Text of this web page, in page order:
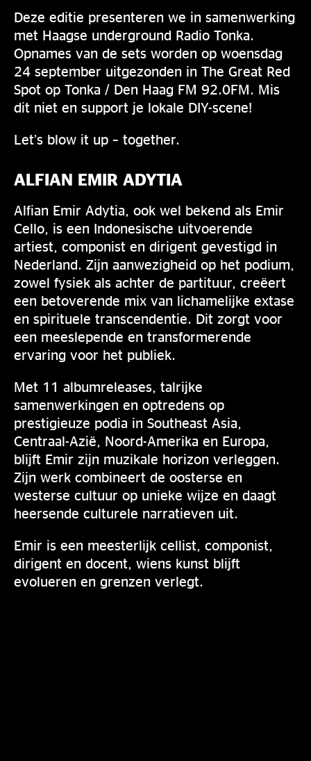
Deze editie presenteren we in samenwerking
met Haagse underground Radio Tonka.
Opnames van de sets worden op woensdag
24 september uitgezonden in The Great Red
Spot op Tonka / Den Haag FM 92.0FM. Mis
dit niet en support je lokale DIY-scene!
Let’s blow it up – together.
ALFIAN EMIR ADYTIA
Alfian Emir Adytia, ook wel bekend als Emir
Cello, is een Indonesische uitvoerende
artiest, componist en dirigent gevestigd in
Nederland. Zijn aanwezigheid op het podium,
zowel fysiek als achter de partituur, creëert
een betoverende mix van lichamelijke extase
en spirituele transcendentie. Dit zorgt voor
een meeslepende en transformerende
ervaring voor het publiek.
Met 11 albumreleases, talrijke
samenwerkingen en optredens op
prestigieuze podia in Southeast Asia,
Centraal-Azië, Noord-Amerika en Europa,
blijft Emir zijn muzikale horizon verleggen.
Zijn werk combineert de oosterse en
westerse cultuur op unieke wijze en daagt
heersende culturele narratieven uit.
Emir is een meesterlijk cellist, componist,
dirigent en docent, wiens kunst blijft
evolueren en grenzen verlegt.